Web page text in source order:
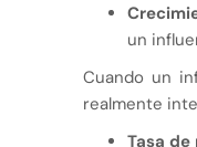
un
Cuando un
realmente
Tasa